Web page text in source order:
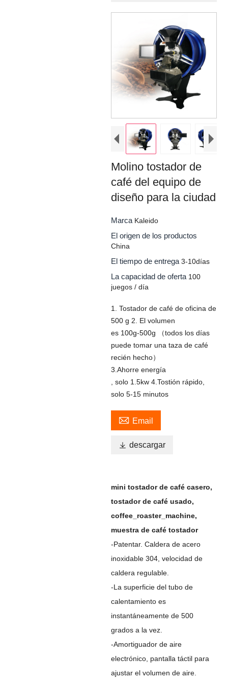
Molino tostador de
café del equipo de
diseño para la ciudad
Marca Kaleido
El origen de los productos
China
El tiempo de entrega 3-10días
La capacidad de oferta 100
juegos / día
1. Tostador de café de oficina de
500 g 2. El volumen
es 100g-500g （todos los días
puede tomar una taza de café
recién hecho）
3.Ahorre energía
, solo 1.5kw 4.Tostión rápido,
solo 5-15 minutos
 Email
 descargar
mini tostador de café casero,
tostador de café usado,
coffee_roaster_machine,
muestra de café tostador
-Patentar. Caldera de acero
inoxidable 304, velocidad de
caldera regulable.
-La superficie del tubo de
calentamiento es
instantáneamente de 500
grados a la vez.
-Amortiguador de aire
electrónico, pantalla táctil para
ajustar el volumen de aire.